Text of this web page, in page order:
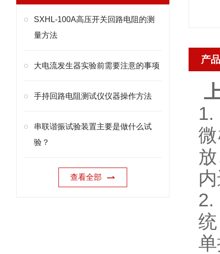
SXHL-100A高压开关回路电阻的测
量方法
大电流发生器实验前需要注意的事项
手持回路电阻测试仪仪器操作方法
串联谐振试验装置主要是做什么试
验？
查看全部
产